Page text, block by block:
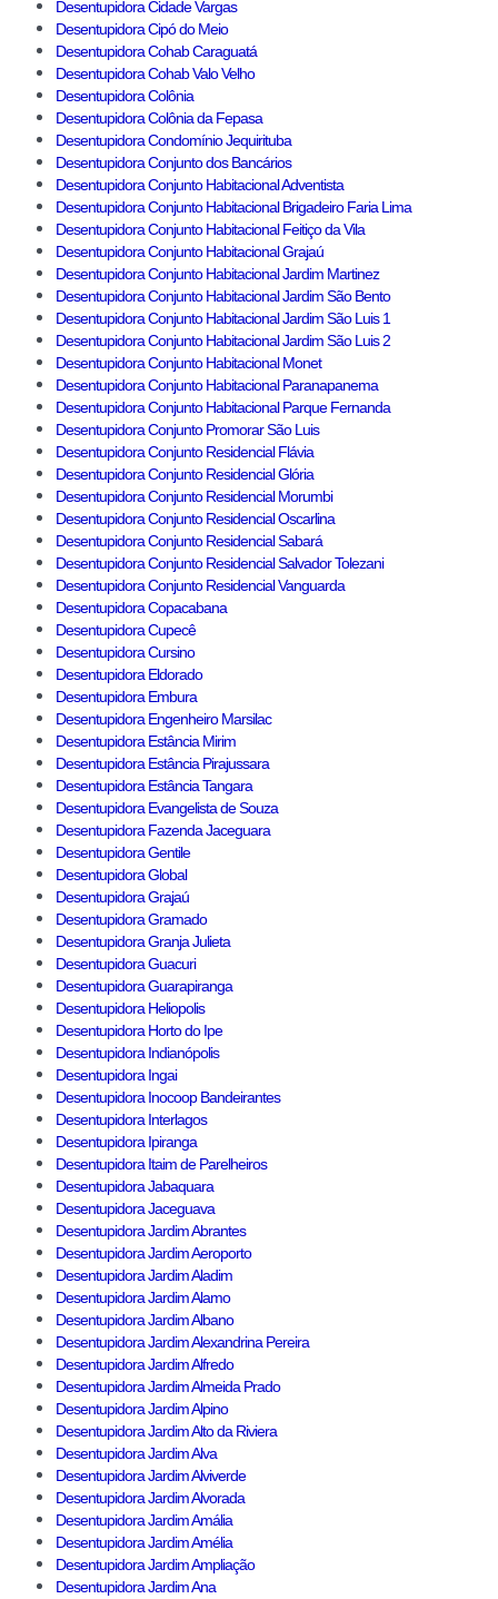
Desentupidora Cidade Vargas
Desentupidora Cipó do Meio
Desentupidora Cohab Caraguatá
Desentupidora Cohab Valo Velho
Desentupidora Colônia
Desentupidora Colônia da Fepasa
Desentupidora Condomínio Jequirituba
Desentupidora Conjunto dos Bancários
Desentupidora Conjunto Habitacional Adventista
Desentupidora Conjunto Habitacional Brigadeiro Faria Lima
Desentupidora Conjunto Habitacional Feitiço da Vila
Desentupidora Conjunto Habitacional Grajaú
Desentupidora Conjunto Habitacional Jardim Martinez
Desentupidora Conjunto Habitacional Jardim São Bento
Desentupidora Conjunto Habitacional Jardim São Luis 1
Desentupidora Conjunto Habitacional Jardim São Luis 2
Desentupidora Conjunto Habitacional Monet
Desentupidora Conjunto Habitacional Paranapanema
Desentupidora Conjunto Habitacional Parque Fernanda
Desentupidora Conjunto Promorar São Luis
Desentupidora Conjunto Residencial Flávia
Desentupidora Conjunto Residencial Glória
Desentupidora Conjunto Residencial Morumbi
Desentupidora Conjunto Residencial Oscarlina
Desentupidora Conjunto Residencial Sabará
Desentupidora Conjunto Residencial Salvador Tolezani
Desentupidora Conjunto Residencial Vanguarda
Desentupidora Copacabana
Desentupidora Cupecê
Desentupidora Cursino
Desentupidora Eldorado
Desentupidora Embura
Desentupidora Engenheiro Marsilac
Desentupidora Estância Mirim
Desentupidora Estância Pirajussara
Desentupidora Estância Tangara
Desentupidora Evangelista de Souza
Desentupidora Fazenda Jaceguara
Desentupidora Gentile
Desentupidora Global
Desentupidora Grajaú
Desentupidora Gramado
Desentupidora Granja Julieta
Desentupidora Guacuri
Desentupidora Guarapiranga
Desentupidora Heliopolis
Desentupidora Horto do Ipe
Desentupidora Indianópolis
Desentupidora Ingai
Desentupidora Inocoop Bandeirantes
Desentupidora Interlagos
Desentupidora Ipiranga
Desentupidora Itaim de Parelheiros
Desentupidora Jabaquara
Desentupidora Jaceguava
Desentupidora Jardim Abrantes
Desentupidora Jardim Aeroporto
Desentupidora Jardim Aladim
Desentupidora Jardim Alamo
Desentupidora Jardim Albano
Desentupidora Jardim Alexandrina Pereira
Desentupidora Jardim Alfredo
Desentupidora Jardim Almeida Prado
Desentupidora Jardim Alpino
Desentupidora Jardim Alto da Riviera
Desentupidora Jardim Alva
Desentupidora Jardim Alviverde
Desentupidora Jardim Alvorada
Desentupidora Jardim Amália
Desentupidora Jardim Amélia
Desentupidora Jardim Ampliação
Desentupidora Jardim Ana